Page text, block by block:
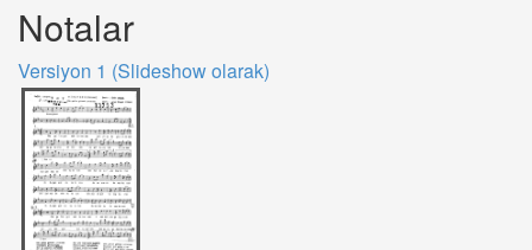
Notalar
Versiyon 1 (Slideshow olarak)